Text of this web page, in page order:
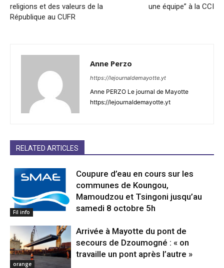
religions et des valeurs de la
République au CUFR
une équipe” à la CCI
Anne Perzo
https://lejournaldemayotte.yt
Anne PERZO Le journal de Mayotte
https://lejournaldemayotte.yt
RELATED ARTICLES
Fil info
Coupure d’eau en cours sur les
communes de Koungou,
Mamoudzou et Tsingoni jusqu’au
samedi 8 octobre 5h
orange
Arrivée à Mayotte du pont de
secours de Dzoumogné : « on
travaille un pont après l’autre »